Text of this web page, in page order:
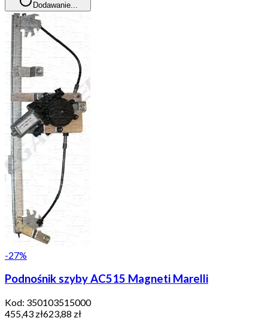
Dodawanie...
-27%
Podnośnik szyby AC515 Magneti Marelli
Kod: 350103515000
455,43 zł623,88 zł